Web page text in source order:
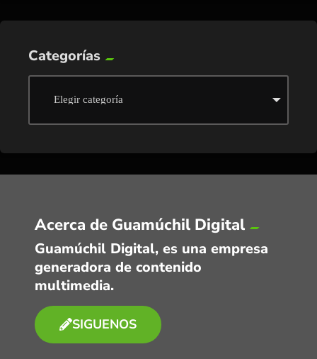
Categorías
Acerca de Guamúchil Digital
Guamúchil Digital, es una empresa
generadora de contenido
multimedia.
SIGUENOS